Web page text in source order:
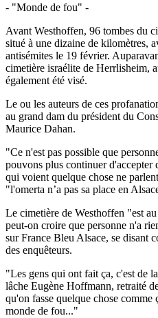
- "Monde de fou" -
Avant Westhoffen, 96 tombes du
situé à une dizaine de kilomètres,
antisémites le 19 février.
cimetière israélite de Herrlisheim,
également été visé.
Le ou les auteurs de ces
au grand dam du président du
Maurice Dahan.
"Ce n'est pas possible que
pouvons plus continuer d'accepter
qui voient quelque chose ne
"l'omerta n’a pas sa place en
Le cimetière de Westhoffen "est
peut-on croire que personne n'a
sur France Bleu Alsace, se disant
des enquêteurs.
"Les gens qui ont fait ça, c'est de
lâche Eugène Hoffmann, retraité
qu'on fasse quelque chose
monde de fou..."